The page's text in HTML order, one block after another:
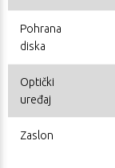
Pohrana
diska
Optički
uređaj
Zaslon